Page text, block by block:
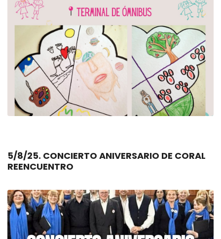
5/8/25. CONCIERTO ANIVERSARIO DE CORAL
REENCUENTRO